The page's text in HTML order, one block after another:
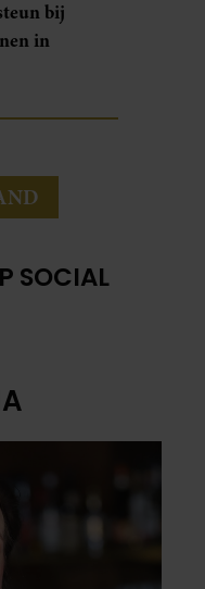
bij
in
SOCIAL